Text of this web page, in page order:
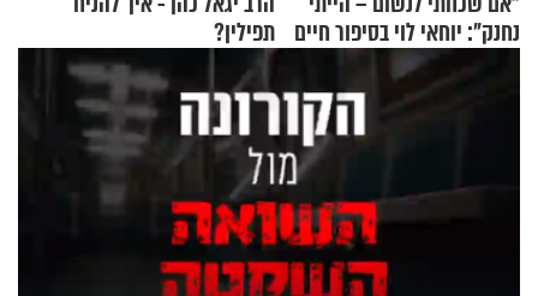
נחנק": יוחאי לוי בסיפור חיים
מעורר השראה
תפילין?